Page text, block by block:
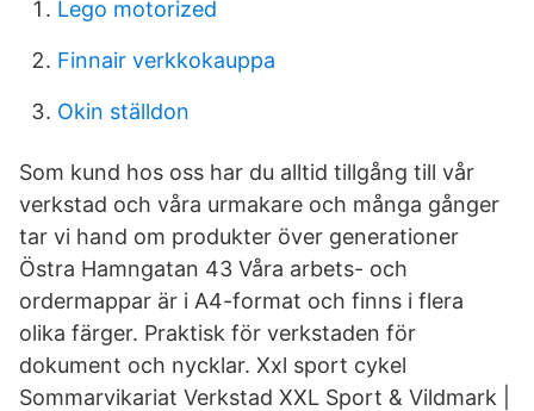
Lego motorized
Finnair verkkokauppa
Okin ställdon
Som kund hos oss har du alltid tillgång till vår
verkstad och våra urmakare och många gånger
tar vi hand om produkter över generationer
Östra Hamngatan 43 Våra arbets- och
ordermappar är i A4-format och finns i flera
olika färger. Praktisk för verkstaden för
dokument och nycklar. Xxl sport cykel
Sommarvikariat Verkstad XXL Sport & Vildmark |